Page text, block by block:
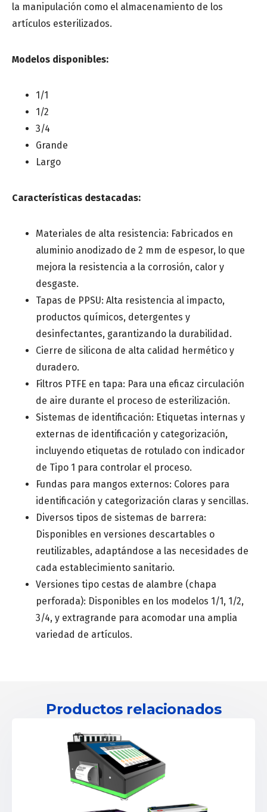
Provincia *
Centro de salud o Institución médica
la manipulación como el almacenamiento de los
artículos esterilizados.
Modelos disponibles:
1/1
1/2
3/4
Grande
Largo
Características destacadas:
Materiales de alta resistencia: Fabricados en
aluminio anodizado de 2 mm de espesor, lo que
mejora la resistencia a la corrosión, calor y
desgaste.
Tapas de PPSU: Alta resistencia al impacto,
productos químicos, detergentes y
desinfectantes, garantizando la durabilidad.
Cierre de silicona de alta calidad hermético y
duradero.
Filtros PTFE en tapa: Para una eficaz circulación
de aire durante el proceso de esterilización.
Sistemas de identificación: Etiquetas internas y
externas de identificación y categorización,
incluyendo etiquetas de rotulado con indicador
de Tipo 1 para controlar el proceso.
Fundas para mangos externos: Colores para
identificación y categorización claras y sencillas.
Diversos tipos de sistemas de barrera:
Disponibles en versiones descartables o
reutilizables, adaptándose a las necesidades de
cada establecimiento sanitario.
Versiones tipo cestas de alambre (chapa
perforada): Disponibles en los modelos 1/1, 1/2,
3/4, y extragrande para acomodar una amplia
variedad de artículos.
Productos relacionados